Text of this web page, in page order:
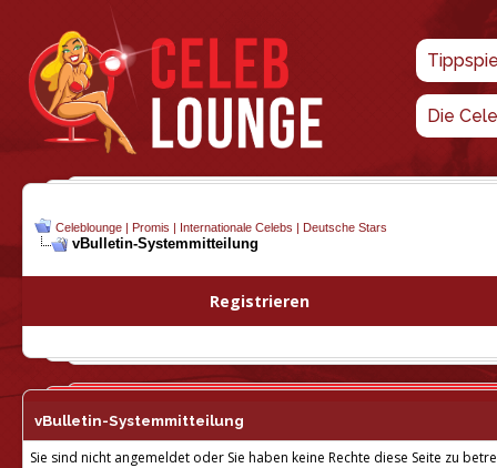
Die
Celeblounge | Promis | Internationale Celebs | Deutsche Stars
vBulletin-Systemmitteilung
Registrieren
vBulletin-Systemmitteilung
Sie sind nicht angemeldet oder Sie haben keine Rechte diese Seite zu